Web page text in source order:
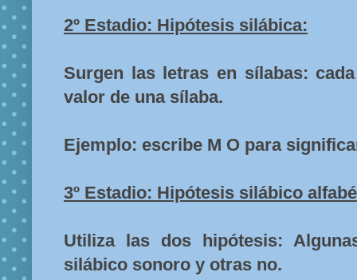
2º Estadio: Hipótesis silábica:
Surgen las letras en sílabas:
valor de una sílaba.
Ejemplo: escribe M O para
3º Estadio: Hipótesis silábico
Utiliza las dos hipótesis:
silábico sonoro y otras no.